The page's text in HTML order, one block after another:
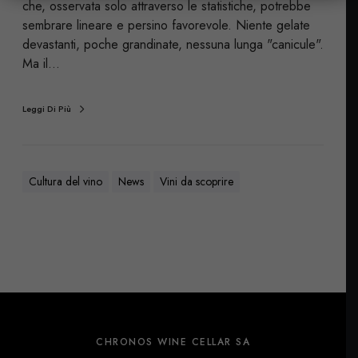
che, osservata solo attraverso le statistiche, potrebbe
sembrare lineare e persino favorevole. Niente gelate
devastanti, poche grandinate, nessuna lunga "canicule".
Ma il…
Leggi Di Più
Cultura del vino News Vini da scoprire
CHRONOS WINE CELLAR SA